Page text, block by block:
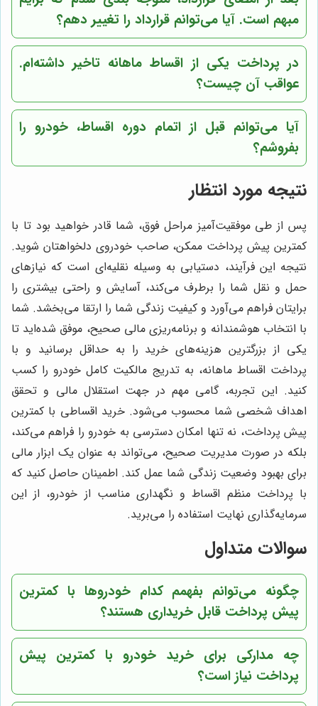
مبهم است. آیا می‌توانم قرارداد را تغییر دهم؟
در پرداخت یکی از اقساط ماهانه تاخیر داشته‌ام.
عواقب آن چیست؟
آیا می‌توانم قبل از اتمام دوره اقساط، خودرو را
بفروشم؟
نتیجه مورد انتظار
پس از طی موفقیت‌آمیز مراحل فوق، شما قادر خواهید بود تا با
کمترین پیش پرداخت ممکن، صاحب خودروی دلخواهتان شوید.
نتیجه این فرآیند، دستیابی به وسیله نقلیه‌ای است که نیازهای
حمل و نقل شما را برطرف می‌کند، آسایش و راحتی بیشتری را
برایتان فراهم می‌آورد و کیفیت زندگی شما را ارتقا می‌بخشد. شما
با انتخاب هوشمندانه و برنامه‌ریزی مالی صحیح، موفق شده‌اید تا
یکی از بزرگترین هزینه‌های خرید را به حداقل برسانید و با
پرداخت اقساط ماهانه، به تدریج مالکیت کامل خودرو را کسب
کنید. این تجربه، گامی مهم در جهت استقلال مالی و تحقق
اهداف شخصی شما محسوب می‌شود. خرید اقساطی با کمترین
پیش پرداخت، نه تنها امکان دسترسی به خودرو را فراهم می‌کند،
بلکه در صورت مدیریت صحیح، می‌تواند به عنوان یک ابزار مالی
برای بهبود وضعیت زندگی شما عمل کند. اطمینان حاصل کنید که
با پرداخت منظم اقساط و نگهداری مناسب از خودرو، از این
سرمایه‌گذاری نهایت استفاده را می‌برید.
سوالات متداول
چگونه می‌توانم بفهمم کدام خودروها با کمترین
پیش پرداخت قابل خریداری هستند؟
چه مدارکی برای خرید خودرو با کمترین پیش
پرداخت نیاز است؟